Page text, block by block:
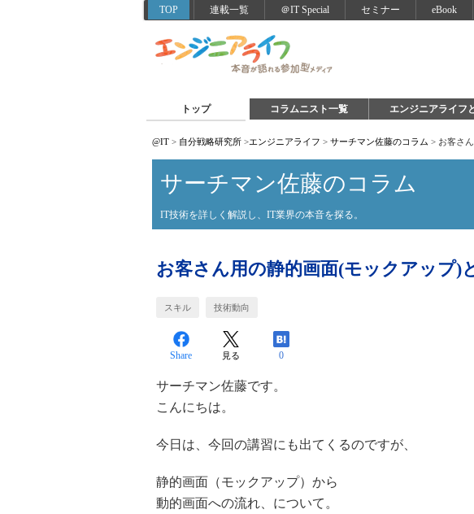
TOP 連載一覧 ＠IT Special セミナー eBook
トップ コラムニスト一覧 エンジニアライフ
@IT > 自分戦略研究所 >エンジニアライフ > サーチマン佐藤のコラム > お客さ
サーチマン佐藤のコラム
IT技術を詳しく解説し、IT業界の本音を探る。
お客さん用の静的画面(モックアップ)
スキル 技術動向
Share 見る 0
サーチマン佐藤です。
こんにちは。
今日は、今回の講習にも出てくるのですが、
静的画面（モックアップ）から
動的画面への流れ、について。